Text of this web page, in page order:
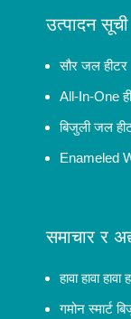
उत्पादन सूची
सौर जल हीटर
All-In-One
बिजुली जल
Enameled
समाचार र
हावा हावा
गमोन स्मार्ट